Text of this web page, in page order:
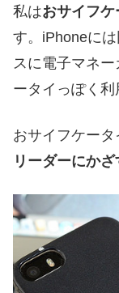
私はおサイフケ
す。iPhoneに
スに電子マネ
ータイっぽく利
おサイフケータ
リーダーにか